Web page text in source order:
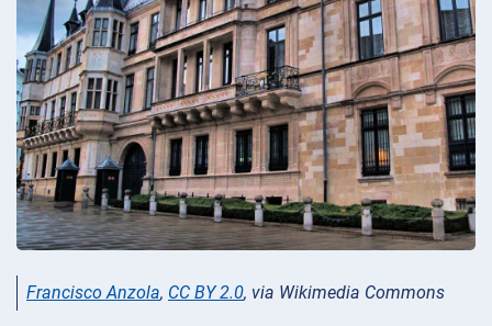
Francisco Anzola, CC BY 2.0, via Wikimedia Commons